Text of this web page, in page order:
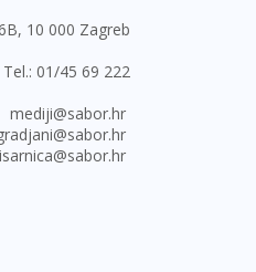
10 000 Zagreb
Tel.: 01/45 69 222
mediji@sabor.hr